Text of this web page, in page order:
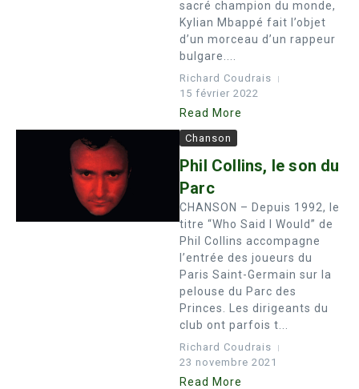
sacré champion du monde,
Kylian Mbappé fait l’objet
d’un morceau d’un rappeur
bulgare....
Richard Coudrais
15 février 2022
Read More
Chanson
Phil Collins, le son du
Parc
CHANSON – Depuis 1992, le
titre “Who Said I Would” de
Phil Collins accompagne
l’entrée des joueurs du
Paris Saint-Germain sur la
pelouse du Parc des
Princes. Les dirigeants du
club ont parfois t...
Richard Coudrais
23 novembre 2021
Read More